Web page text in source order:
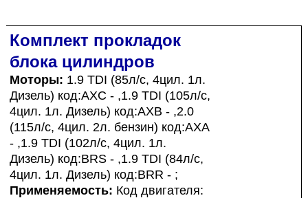
Комплект прокладок
блока цилиндров
Моторы: 1.9 TDI (85л/с, 4цил. 1л.
Дизель) код:AXC - ,1.9 TDI (105л/с,
4цил. 1л. Дизель) код:AXB - ,2.0
(115л/с, 4цил. 2л. бензин) код:AXA
- ,1.9 TDI (102л/с, 4цил. 1л.
Дизель) код:BRS - ,1.9 TDI (84л/с,
4цил. 1л. Дизель) код:BRR - ;
Применяемость: Код двигателя: